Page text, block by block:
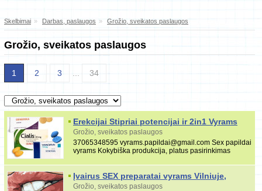
Skelbimai » Darbas, paslaugos » Grožio, sveikatos paslaugos
Grožio, sveikatos paslaugos
1 2 3 34
Erekcijai Stipriai potencijai ir 2in1 Vyrams
065348595
Grožio, sveikatos paslaugos
37065348595 vyrams.papildai@gmail.com Sex papildai
vyrams Kokybiška produkcija, platus pasirinkimas
Įvairus SEX preparatai vyrams Vilniuje,
Kaune
Grožio, sveikatos paslaugos